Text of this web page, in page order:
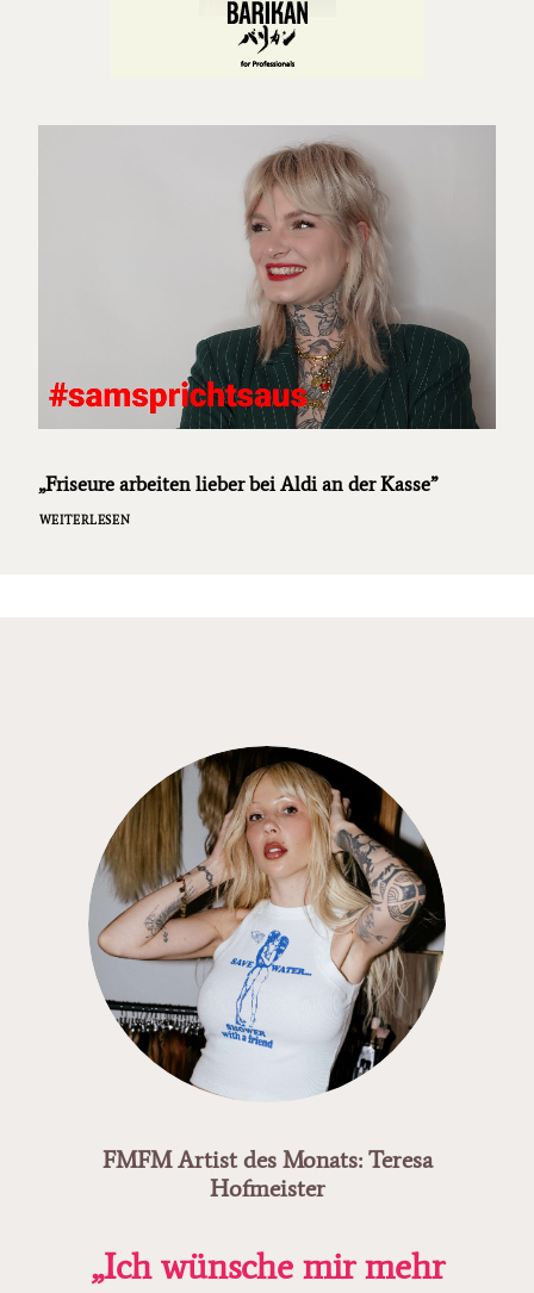
„Friseure arbeiten lieber bei Aldi an der Kasse”
WEITERLESEN
FMFM Artist des Monats: Teresa
Hofmeister
„Ich wünsche mir mehr